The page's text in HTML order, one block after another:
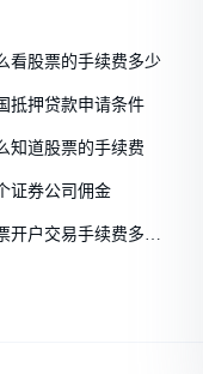
看股票的手续费多少
抵押贷款申请条件
知道股票的手续费
证券公司佣金
开户交易手续费多少